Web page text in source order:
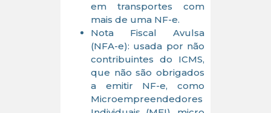
em transportes com
mais de uma NF-e.
Nota Fiscal Avulsa
(NFA-e): usada por não
contribuintes do ICMS,
que não são obrigados
a emitir NF-e, como
Microempreendedores